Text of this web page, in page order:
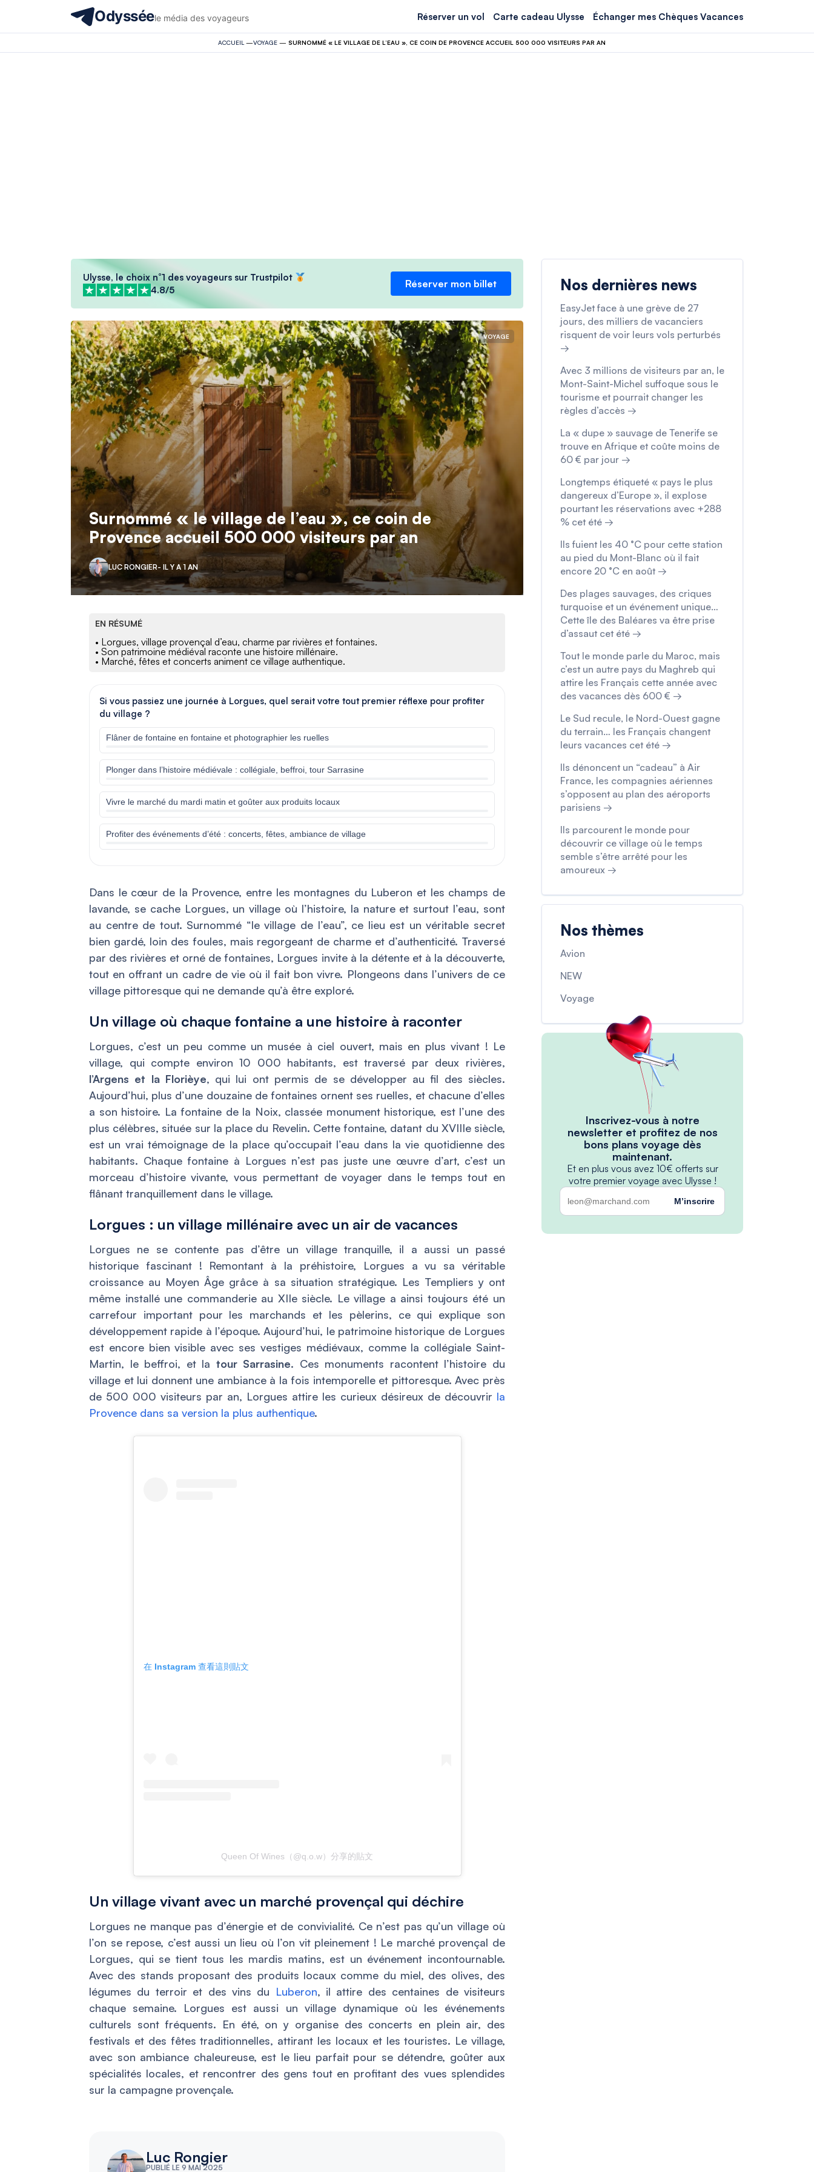
Odysséele média des voyageurs Réserver un vol Carte cadeau Ulysse Échanger mes Chèques Vacances
ACCUEIL —VOYAGE— SURNOMMÉ « LE VILLAGE DE L’EAU », CE COIN DE PROVENCE ACCUEIL 500 000 VISITEURS PAR AN
Ulysse, le choix n°1 des voyageurs sur Trustpilot
4.8/5
Réserver mon billet
VOYAGE
Surnommé « le village de l’eau », ce coin de
Provence accueil 500 000 visiteurs par an
LUC RONGIER- IL Y A 1 AN
EN RÉSUMÉ
• Lorgues, village provençal d’eau, charme par rivières et fontaines.
• Son patrimoine médiéval raconte une histoire millénaire.
• Marché, fêtes et concerts animent ce village authentique.
Si vous passiez une journée à Lorgues, quel serait votre tout premier réflexe pour profiter
du village ?
Flâner de fontaine en fontaine et photographier les ruelles
Plonger dans l’histoire médiévale : collégiale, beffroi, tour Sarrasine
Vivre le marché du mardi matin et goûter aux produits locaux
Profiter des événements d’été : concerts, fêtes, ambiance de village
Dans le cœur de la Provence, entre les montagnes du Luberon et les champs de
lavande, se cache Lorgues, un village où l’histoire, la nature et surtout l’eau, sont
au centre de tout. Surnommé “le village de l’eau”, ce lieu est un véritable secret
bien gardé, loin des foules, mais regorgeant de charme et d’authenticité. Traversé
par des rivières et orné de fontaines, Lorgues invite à la détente et à la découverte,
tout en offrant un cadre de vie où il fait bon vivre. Plongeons dans l’univers de ce
village pittoresque qui ne demande qu’à être exploré.
Un village où chaque fontaine a une histoire à raconter
Lorgues, c’est un peu comme un musée à ciel ouvert, mais en plus vivant ! Le
village, qui compte environ 10 000 habitants, est traversé par deux rivières,
l’Argens et la Florièye, qui lui ont permis de se développer au fil des siècles.
Aujourd’hui, plus d’une douzaine de fontaines ornent ses ruelles, et chacune d’elles
a son histoire. La fontaine de la Noix, classée monument historique, est l’une des
plus célèbres, située sur la place du Revelin. Cette fontaine, datant du XVIIIe siècle,
est un vrai témoignage de la place qu’occupait l’eau dans la vie quotidienne des
habitants. Chaque fontaine à Lorgues n’est pas juste une œuvre d’art, c’est un
morceau d’histoire vivante, vous permettant de voyager dans le temps tout en
flânant tranquillement dans le village.
Lorgues : un village millénaire avec un air de vacances
Lorgues ne se contente pas d’être un village tranquille, il a aussi un passé
historique fascinant ! Remontant à la préhistoire, Lorgues a vu sa véritable
croissance au Moyen Âge grâce à sa situation stratégique. Les Templiers y ont
même installé une commanderie au XIIe siècle. Le village a ainsi toujours été un
carrefour important pour les marchands et les pèlerins, ce qui explique son
développement rapide à l’époque. Aujourd’hui, le patrimoine historique de Lorgues
est encore bien visible avec ses vestiges médiévaux, comme la collégiale Saint-
Martin, le beffroi, et la tour Sarrasine. Ces monuments racontent l’histoire du
village et lui donnent une ambiance à la fois intemporelle et pittoresque. Avec près
de 500 000 visiteurs par an, Lorgues attire les curieux désireux de découvrir la
Provence dans sa version la plus authentique.
在 Instagram 查看這則貼文
Queen Of Wines（@q.o.w）分享的貼文
Un village vivant avec un marché provençal qui déchire
Lorgues ne manque pas d’énergie et de convivialité. Ce n’est pas qu’un village où
l’on se repose, c’est aussi un lieu où l’on vit pleinement ! Le marché provençal de
Lorgues, qui se tient tous les mardis matins, est un événement incontournable.
Avec des stands proposant des produits locaux comme du miel, des olives, des
légumes du terroir et des vins du Luberon, il attire des centaines de visiteurs
chaque semaine. Lorgues est aussi un village dynamique où les événements
culturels sont fréquents. En été, on y organise des concerts en plein air, des
festivals et des fêtes traditionnelles, attirant les locaux et les touristes. Le village,
avec son ambiance chaleureuse, est le lieu parfait pour se détendre, goûter aux
spécialités locales, et rencontrer des gens tout en profitant des vues splendides
sur la campagne provençale.
Luc Rongier
PUBLIÉ LE 9 MAI 2025
Nos dernières news
EasyJet face à une grève de 27
jours, des milliers de vacanciers
risquent de voir leurs vols perturbés
→
Avec 3 millions de visiteurs par an, le
Mont-Saint-Michel suffoque sous le
tourisme et pourrait changer les
règles d’accès →
La « dupe » sauvage de Tenerife se
trouve en Afrique et coûte moins de
60 € par jour →
Longtemps étiqueté « pays le plus
dangereux d’Europe », il explose
pourtant les réservations avec +288
% cet été →
Ils fuient les 40 °C pour cette station
au pied du Mont-Blanc où il fait
encore 20 °C en août →
Des plages sauvages, des criques
turquoise et un événement unique…
Cette île des Baléares va être prise
d’assaut cet été →
Tout le monde parle du Maroc, mais
c’est un autre pays du Maghreb qui
attire les Français cette année avec
des vacances dès 600 € →
Le Sud recule, le Nord-Ouest gagne
du terrain… les Français changent
leurs vacances cet été →
Ils dénoncent un “cadeau” à Air
France, les compagnies aériennes
s’opposent au plan des aéroports
parisiens →
Ils parcourent le monde pour
découvrir ce village où le temps
semble s’être arrêté pour les
amoureux →
Nos thèmes
Avion
NEW
Voyage
Inscrivez-vous à notre
newsletter et profitez de nos
bons plans voyage dès
maintenant.
Et en plus vous avez 10€ offerts sur
votre premier voyage avec Ulysse !
M’inscrire